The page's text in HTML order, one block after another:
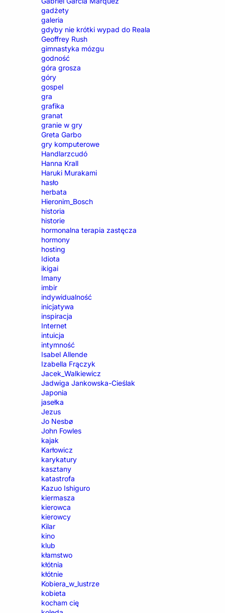
gadżety
galeria
gdyby nie krótki wypad do Reala
Geoffrey Rush
gimnastyka mózgu
godność
góra grosza
góry
gospel
gra
grafika
granat
granie w gry
Greta Garbo
gry komputerowe
Handlarzcudó
Hanna Krall
Haruki Murakami
hasło
herbata
Hieronim_Bosch
historia
historie
hormonalna terapia zastęcza
hormony
hosting
Idiota
ikigai
Imany
imbir
indywidualność
inicjatywa
inspiracja
Internet
intuicja
intymność
Isabel Allende
Izabella Frączyk
Jacek_Walkiewicz
Jadwiga Jankowska-Cieślak
Japonia
jasełka
Jezus
Jo Nesbø
John Fowles
kajak
Karłowicz
karykatury
kasztany
katastrofa
Kazuo Ishiguro
kiermasza
kierowca
kierowcy
Kilar
kino
klub
kłamstwo
kłótnia
kłótnie
Kobiera_w_lustrze
kobieta
kocham cię